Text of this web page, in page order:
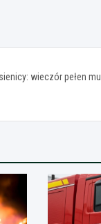
wieczór pełen